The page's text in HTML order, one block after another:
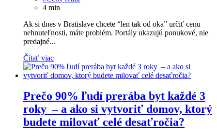
4 min
Ak si dnes v Bratislave chcete “len tak od oka” určiť cenu
nehnuteľnosti, máte problém. Portály ukazujú ponukové, nie
predajné...
Čítať viac
Prečo 90% ľudí prerába byt každé 3
roky – a ako si vytvoriť domov, ktorý
budete milovať celé desaťročia?